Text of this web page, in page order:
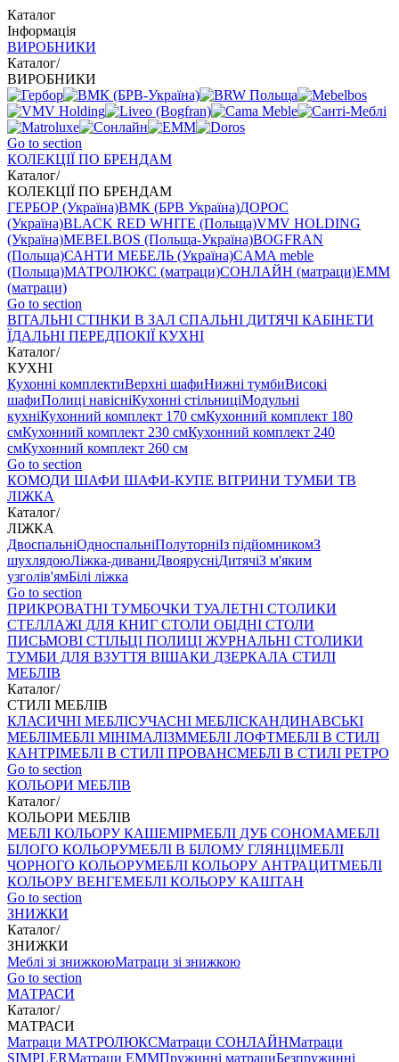
Каталог
Інформація
ВИРОБНИКИ
Каталог/
ВИРОБНИКИ
Go to section
КОЛЕКЦІЇ ПО БРЕНДАМ
Каталог/
КОЛЕКЦІЇ ПО БРЕНДАМ
ГЕРБОР (Україна)ВМК (БРВ Україна)ДОРОС
(Україна)BLACK RED WHITE (Польща)VMV HOLDING
(Україна)MEBELBOS (Польща-Україна)BOGFRAN
(Польща)САНТИ МЕБЕЛЬ (Україна)CAMA meble
(Польща)МАТРОЛЮКС (матраци)СОНЛАЙН (матраци)EMM
(матраци)
Go to section
ВIТАЛЬНI СТІНКИ В ЗАЛ СПАЛЬНІ ДИТЯЧІ КАБІНЕТИ
ЇДАЛЬНI ПЕРЕДПОКІЇ КУХНІ
Каталог/
КУХНІ
Кухонні комплектиВерхні шафиНижні тумбиВисокі
шафиПолиці навісніКухонні стільниціМодульні
кухніКухонний комплект 170 смКухонний комплект 180
смКухонний комплект 230 смКухонний комплект 240
смКухонний комплект 260 см
Go to section
КОМОДИ ШАФИ ШАФИ-КУПЕ ВІТРИНИ ТУМБИ ТВ
ЛІЖКА
Каталог/
ЛІЖКА
ДвоспальніОдноспальніПолуторніІз підйомникомЗ
шухлядоюЛіжка-диваниДвоярусніДитячіЗ м'яким
узголів'ямБілі ліжка
Go to section
ПРИКРОВАТНІ ТУМБОЧКИ ТУАЛЕТНІ СТОЛИКИ
СТЕЛЛАЖІ ДЛЯ КНИГ СТОЛИ ОБІДНІ СТОЛИ
ПИСЬМОВІ СТІЛЬЦI ПОЛИЦІ ЖУРНАЛЬНІ СТОЛИКИ
ТУМБИ ДЛЯ ВЗУТТЯ ВІШАКИ ДЗЕРКАЛА СТИЛІ
МЕБЛІВ
Каталог/
СТИЛІ МЕБЛІВ
КЛАСИЧНІ МЕБЛІСУЧАСНІ МЕБЛІСКАНДИНАВСЬКІ
МЕБЛІМЕБЛІ МІНІМАЛІЗММЕБЛІ ЛОФТМЕБЛІ В СТИЛІ
КАНТРІМЕБЛІ В СТИЛІ ПРОВАНСМЕБЛІ В СТИЛІ РЕТРО
Go to section
КОЛЬОРИ МЕБЛІВ
Каталог/
КОЛЬОРИ МЕБЛІВ
МЕБЛІ КОЛЬОРУ КАШЕМІРМЕБЛІ ДУБ СОНОМАМЕБЛІ
БІЛОГО КОЛЬОРУМЕБЛІ В БІЛОМУ ГЛЯНЦІМЕБЛІ
ЧОРНОГО КОЛЬОРУМЕБЛІ КОЛЬОРУ АНТРАЦИТМЕБЛІ
КОЛЬОРУ ВЕНГЕМЕБЛІ КОЛЬОРУ КАШТАН
Go to section
ЗНИЖКИ
Каталог/
ЗНИЖКИ
Меблі зі знижкоюМатраци зі знижкою
Go to section
МАТРАСИ
Каталог/
МАТРАСИ
Матраци МАТРОЛЮКСМатраци СОНЛАЙНМатраци
SIMPLERМатраци ЕММПружинні матрациБезпружинні